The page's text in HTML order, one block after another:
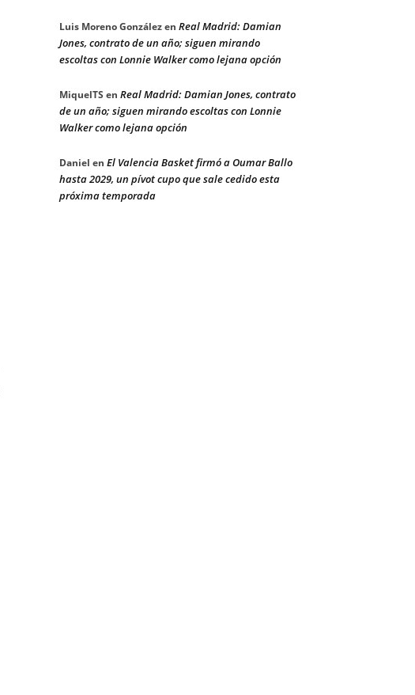
Luis Moreno Gonzálezen Real Madrid: Damian
Jones, contrato de un año; siguen mirando
escoltas con Lonnie Walker como lejana opción
MiquelTS en Real Madrid: Damian Jones, contrato
de un año; siguen mirando escoltas con Lonnie
Walker como lejana opción
Daniel en El Valencia Basket firmó a Oumar Ballo
hasta 2029, un pívot cupo que sale cedido esta
próxima temporada